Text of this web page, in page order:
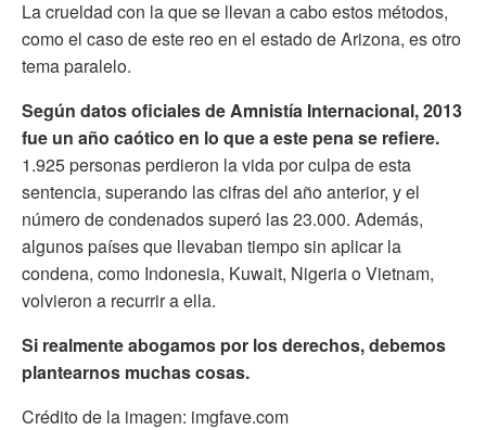
La crueldad con la que se llevan a cabo estos métodos,
como el caso de este reo en el estado de Arizona, es otro
tema paralelo.
Según datos oficiales de Amnistía Internacional, 2013
fue un año caótico en lo que a este pena se refiere.
1.925 personas perdieron la vida por culpa de esta
sentencia, superando las cifras del año anterior, y el
número de condenados superó las 23.000. Además,
algunos países que llevaban tiempo sin aplicar la
condena, como Indonesia, Kuwait, Nigeria o Vietnam,
volvieron a recurrir a ella.
Si realmente abogamos por los derechos, debemos
plantearnos muchas cosas.
Crédito de la imagen: imgfave.com